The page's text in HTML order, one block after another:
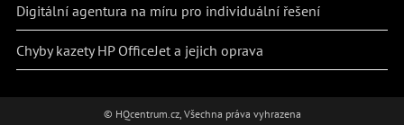
Digitální agentura na míru pro individuální řešení
Chyby kazety HP OfficeJet a jejich oprava
© HQcentrum.cz, Všechna práva vyhrazena